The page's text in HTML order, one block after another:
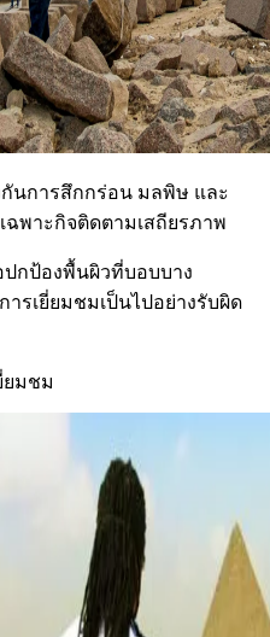
นการสึกกร่อน มลพิษ และ
พาะกิจติดตามเสถียรภาพ
ปกป้องพื้นผิวที่บอบบาง
รเยี่ยมชมเป็นไปอย่างรับผิด
ยมชม